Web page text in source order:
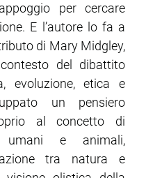
per cercare
E l’autore lo fa a
di Mary Midgley,
del dibattito
evoluzione, etica e
un pensiero
al concetto di
e animali,
tra natura e